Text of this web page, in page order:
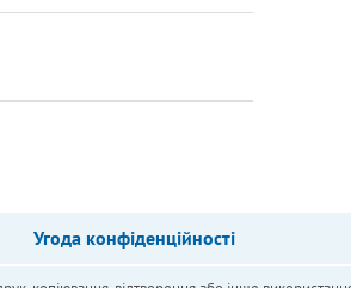
Угода конфіденційності